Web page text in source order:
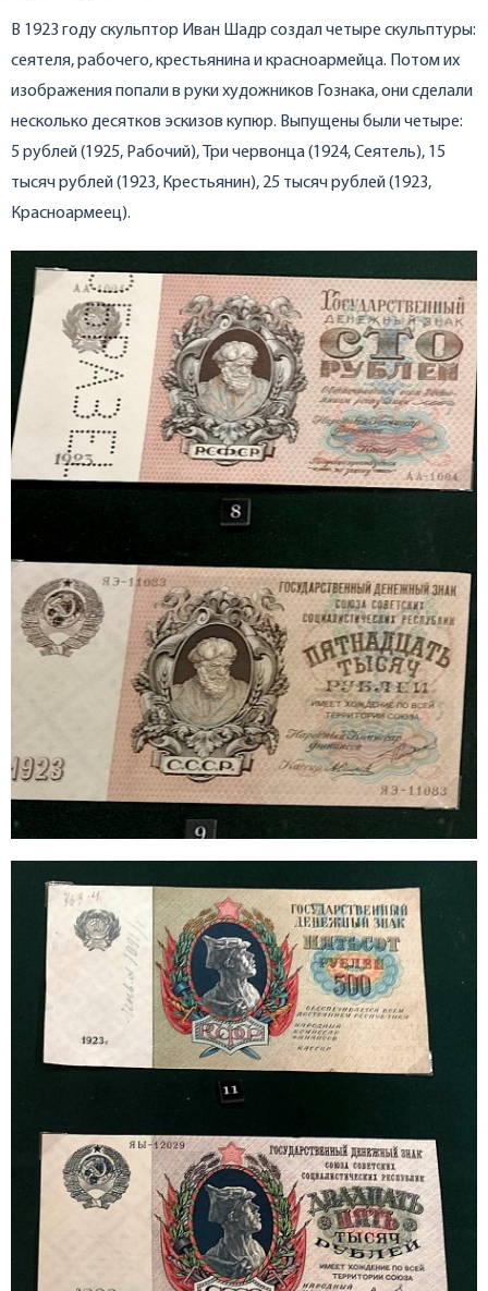
В 1923 году скульптор Иван Шадр создал четыре скульптуры:
сеятеля, рабочего, крестьянина и красноармейца. Потом их
изображения попали в руки художников Гознака, они сделали
несколько десятков эскизов купюр. Выпущены были четыре:
5 рублей (1925, Рабочий), Три червонца (1924, Сеятель), 15
тысяч рублей (1923, Крестьянин), 25 тысяч рублей (1923,
Красноармеец).